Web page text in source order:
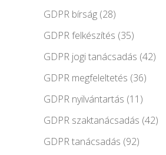
GDPR bírság (28)
GDPR felkészítés (35)
GDPR jogi tanácsadás (42)
GDPR megfeleltetés (36)
GDPR nyilvántartás (11)
GDPR szaktanácsadás (42)
GDPR tanácsadás (92)